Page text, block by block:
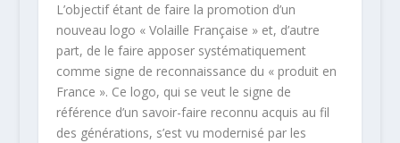
L’objectif étant de faire la promotion d’un
nouveau logo « Volaille Française » et, d’autre
part, de le faire apposer systématiquement
comme signe de reconnaissance du « produit en
France ». Ce logo, qui se veut le signe de
référence d’un savoir-faire reconnu acquis au fil
des générations, s’est vu modernisé par les